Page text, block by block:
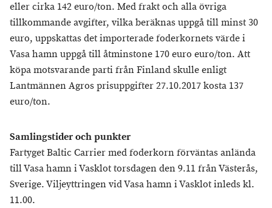
eller cirka 142 euro/ton. Med frakt och alla övriga
tillkommande avgifter, vilka beräknas uppgå till minst 30
euro, uppskattas det importerade foderkornets värde i
Vasa hamn uppgå till åtminstone 170 euro euro/ton. Att
köpa motsvarande parti från Finland skulle enligt
Lantmännen Agros prisuppgifter 27.10.2017 kosta 137
euro/ton.
Samlingstider och punkter
Fartyget Baltic Carrier med foderkorn förväntas anlända
till Vasa hamn i Vasklot torsdagen den 9.11 från Västerås,
Sverige. Viljeyttringen vid Vasa hamn i Vasklot inleds kl.
11.00.